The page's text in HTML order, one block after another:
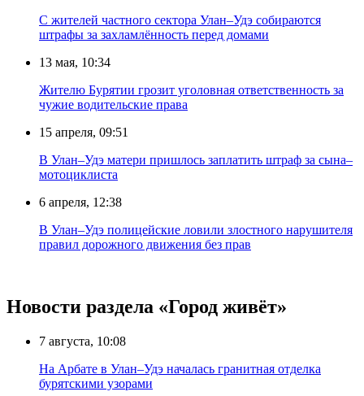
С жителей частного сектора Улан–Удэ собираются
штрафы за захламлённость перед домами
13 мая, 10:34
Жителю Бурятии грозит уголовная ответственность за
чужие водительские права
15 апреля, 09:51
В Улан–Удэ матери пришлось заплатить штраф за сына–
мотоциклиста
6 апреля, 12:38
В Улан–Удэ полицейские ловили злостного нарушителя
правил дорожного движения без прав
Новости раздела «Город живёт»
7 августа, 10:08
На Арбате в Улан–Удэ началась гранитная отделка
бурятскими узорами